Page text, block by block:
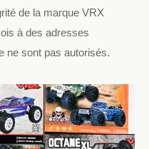
de la marque VRX
à des adresses
ne sont pas autorisés.